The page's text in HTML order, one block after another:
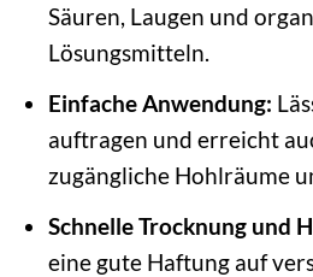
Säuren, Laugen und
Lösungsmitteln.
Einfache Anwendung:
auftragen und erreicht
zugängliche Hohlräume
Schnelle Trocknung und
eine gute Haftung auf